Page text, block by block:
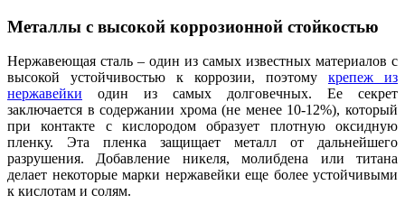
Металлы с высокой коррозионной стойкостью
Нержавеющая сталь – один из самых известных материалов с
высокой устойчивостью к коррозии, поэтому крепеж из
нержавейки один из самых долговечных. Ее секрет
заключается в содержании хрома (не менее 10-12%), который
при контакте с кислородом образует плотную оксидную
пленку. Эта пленка защищает металл от дальнейшего
разрушения. Добавление никеля, молибдена или титана
делает некоторые марки нержавейки еще более устойчивыми
к кислотам и солям.